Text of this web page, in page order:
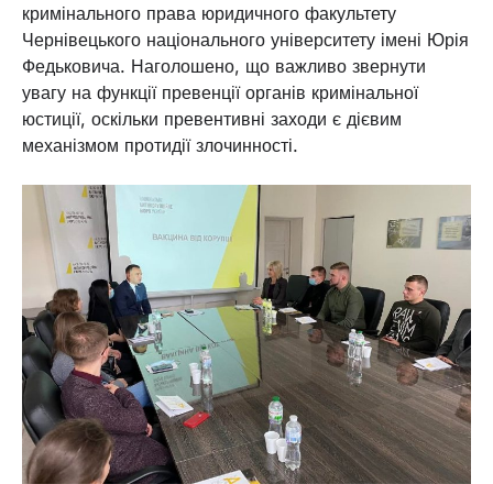
кримінального права юридичного факультету
Чернівецького національного університету імені Юрія
Федьковича. Наголошено, що важливо звернути
увагу на функції превенції органів кримінальної
юстиції, оскільки превентивні заходи є дієвим
механізмом протидії злочинності.